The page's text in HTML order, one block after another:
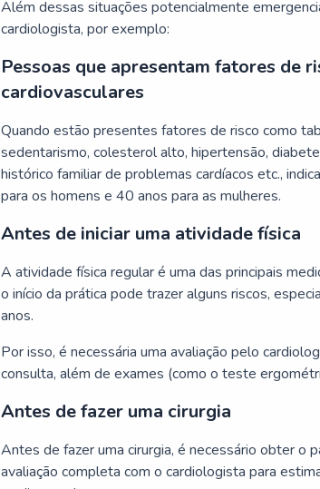
Além dessas situações potencialmente
cardiologista, por exemplo:
Pessoas que apresentam fatores de
cardiovasculares
Quando estão presentes fatores de risco como
sedentarismo, colesterol alto, hipertensão,
histórico familiar de problemas cardíacos etc.,
para os homens e 40 anos para as mulheres.
Antes de iniciar uma atividade física
A atividade física regular é uma das principais
o início da prática pode trazer alguns riscos,
anos.
Por isso, é necessária uma avaliação pelo
consulta, além de exames (como o teste
Antes de fazer uma cirurgia
Antes de fazer uma cirurgia, é necessário obter o
avaliação completa com o cardiologista para